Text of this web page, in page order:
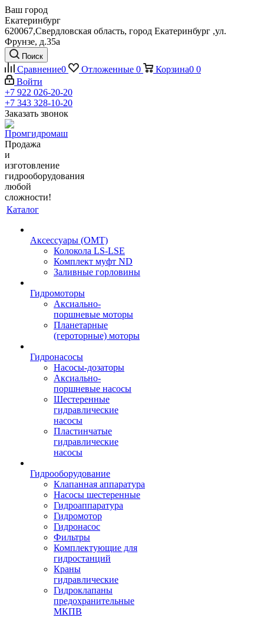
Ваш город
Екатеринбург
620067,Свердловская область, город Екатеринбург ,ул.
Фрунзе, д.35а
Поиск
Сравнение0 Отложенные 0 Корзина0 0
Войти
+7 922 026-20-20
+7 343 328-10-20
Заказать звонок
Продажа
и
изготовление
гидрооборудования
любой
сложности!
Каталог
Аксессуары (OMT)
Колокола LS-LSE
Комплект муфт ND
Заливные горловины
Гидромоторы
Аксиально-
поршневые моторы
Планетарные
(героторные) моторы
Гидронасосы
Насосы-дозаторы
Аксиально-
поршневые насосы
Шестеренные
гидравлические
насосы
Пластинчатые
гидравлические
насосы
Гидрооборудование
Клапанная аппаратура
Насосы шестеренные
Гидроаппаратура
Гидромотор
Гидронасос
Фильтры
Комплектующие для
гидростанций
Краны
гидравлические
Гидроклапаны
предохранительные
МКПВ